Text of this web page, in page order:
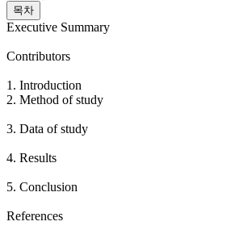
목차
Executive Summary
Contributors
1. Introduction
2. Method of study
3. Data of study
4. Results
5. Conclusion
References